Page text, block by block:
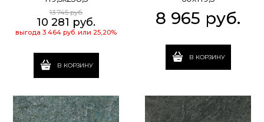
13 745 руб.
10 281 руб.
выгода 3 464 руб. или 25,20%
В КОРЗИНУ
8 965 руб.
В КОРЗИНУ